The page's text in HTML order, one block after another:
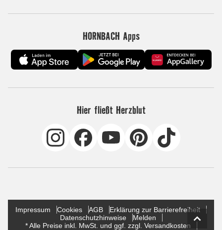
HORNBACH Apps
Hier fließt Herzblut
Impressum Cookies AGB
Erklärung zur Barrierefreiheit
Datenschutzhinweise
Melden
* Alle Preise inkl. MwSt. und ggf. zzgl. Versandkosten